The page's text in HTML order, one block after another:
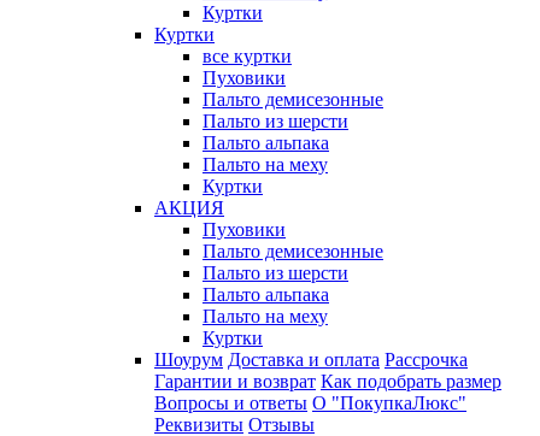
Куртки
Куртки
все куртки
Пуховики
Пальто демисезонные
Пальто из шерсти
Пальто альпака
Пальто на меху
Куртки
АКЦИЯ
Пуховики
Пальто демисезонные
Пальто из шерсти
Пальто альпака
Пальто на меху
Куртки
Шоурум Доставка и оплата Рассрочка
Гарантии и возврат Как подобрать размер
Вопросы и ответы О "ПокупкаЛюкс"
Реквизиты Отзывы